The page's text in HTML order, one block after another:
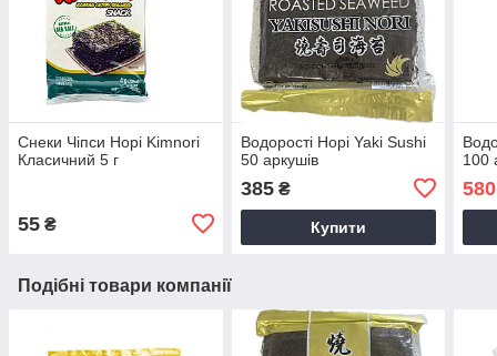
Снеки Чіпси Норі Kimnori
Класичний 5 г
55 ₴
Водорості Норі Yaki Sushi
50 аркушів
385₴
Купити
100
580
Подібні товари компанії